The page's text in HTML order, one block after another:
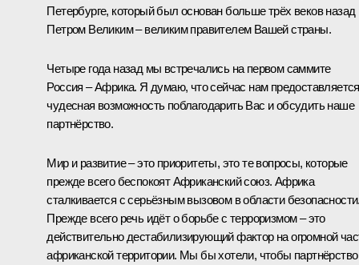
Петербурге, который был основан больше трёх веков назад
Петром Великим – великим правителем Вашей страны.
Четыре года назад мы встречались на первом саммите
Россия – Африка. Я думаю, что сейчас нам предоставляется
чудесная возможность поблагодарить Вас и обсудить наше
партнёрство.
Мир и развитие – это приоритеты, это те вопросы, которые
прежде всего беспокоят Африканский союз. Африка
сталкивается с серьёзным вызовом в области
Прежде всего речь идёт о борьбе с терроризмом – это
действительно дестабилизирующий фактор на огромной
африканской территории. Мы бы хотели, чтобы партнёрство